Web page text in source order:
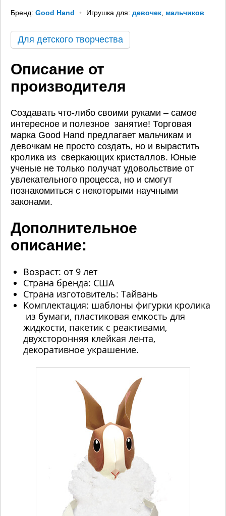
Бренд: Good Hand Игрушка для: девочек, мальчиков
Для детского творчества
Описание от
производителя
Создавать что-либо своими руками – самое
интересное и полезное занятие! Торговая
марка Good Hand предлагает мальчикам и
девочкам не просто создать, но и вырастить
кролика из сверкающих кристаллов. Юные
ученые не только получат удовольствие от
увлекательного процесса, но и смогут
познакомиться с некоторыми научными
законами.
Дополнительное
описание:
Возраст: от 9 лет
Страна бренда: США
Страна изготовитель: Тайвань
Комплектация: шаблоны фигурки кролика
из бумаги, пластиковая емкость для
жидкости, пакетик с реактивами,
двухсторонняя клейкая лента,
декоративное украшение.